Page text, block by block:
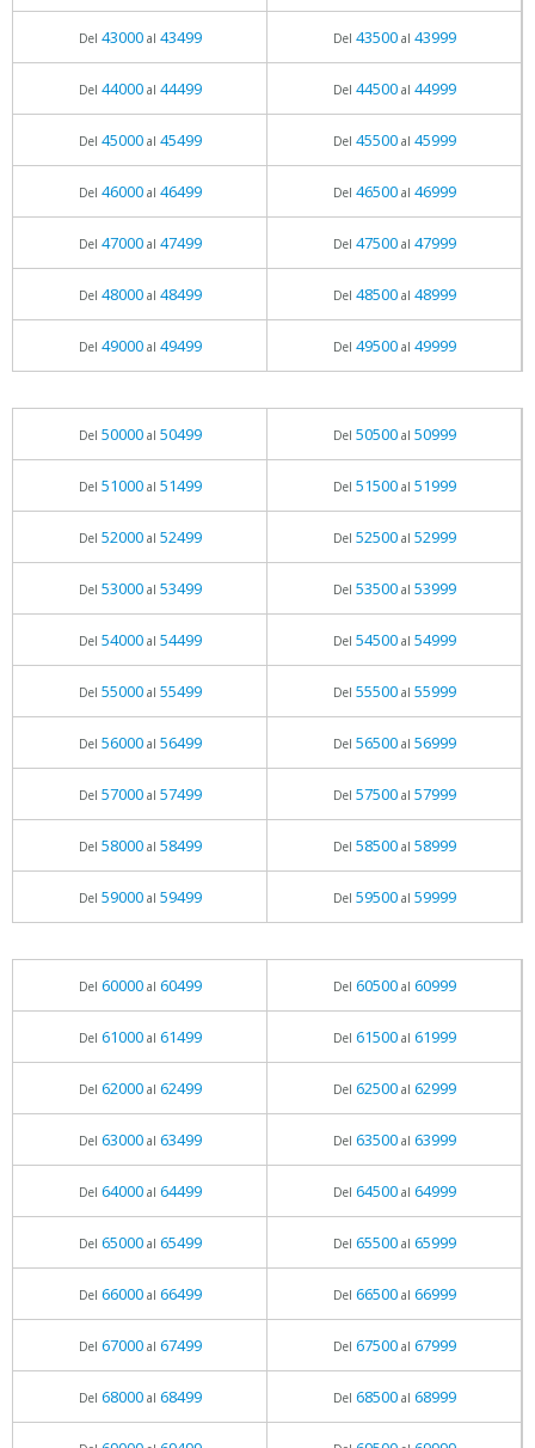
Del 43000al 43499 Del 43500al 43999
Del 44000al 44499 Del 44500al 44999
Del 45000al 45499 Del 45500al 45999
Del 46000al 46499 Del 46500al 46999
Del 47000al 47499 Del 47500al 47999
Del 48000al 48499 Del 48500al 48999
Del 49000al 49499 Del 49500al 49999
Del 50000al 50499 Del 50500al 50999
Del 51000al 51499 Del 51500al 51999
Del 52000al 52499 Del 52500al 52999
Del 53000al 53499 Del 53500al 53999
Del 54000al 54499 Del 54500al 54999
Del 55000al 55499 Del 55500al 55999
Del 56000al 56499 Del 56500al 56999
Del 57000al 57499 Del 57500al 57999
Del 58000al 58499 Del 58500al 58999
Del 59000al 59499 Del 59500al 59999
Del 60000al 60499 Del 60500al 60999
Del 61000al 61499 Del 61500al 61999
Del 62000al 62499 Del 62500al 62999
Del 63000al 63499 Del 63500al 63999
Del 64000al 64499 Del 64500al 64999
Del 65000al 65499 Del 65500al 65999
Del 66000al 66499 Del 66500al 66999
Del 67000al 67499 Del 67500al 67999
Del 68000al 68499 Del 68500al 68999